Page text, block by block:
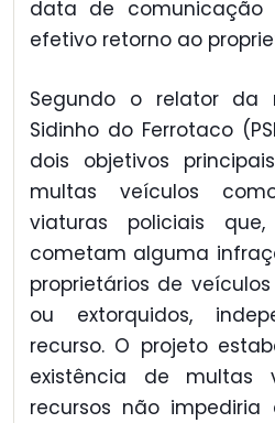
data de
efetivo retorno ao
Segundo o relator da
Sidinho do Ferrotaco
dois objetivos
multas veículos
viaturas policiais
cometam alguma
proprietários de
ou extorquidos,
recurso. O projeto
existência de multas
recursos não